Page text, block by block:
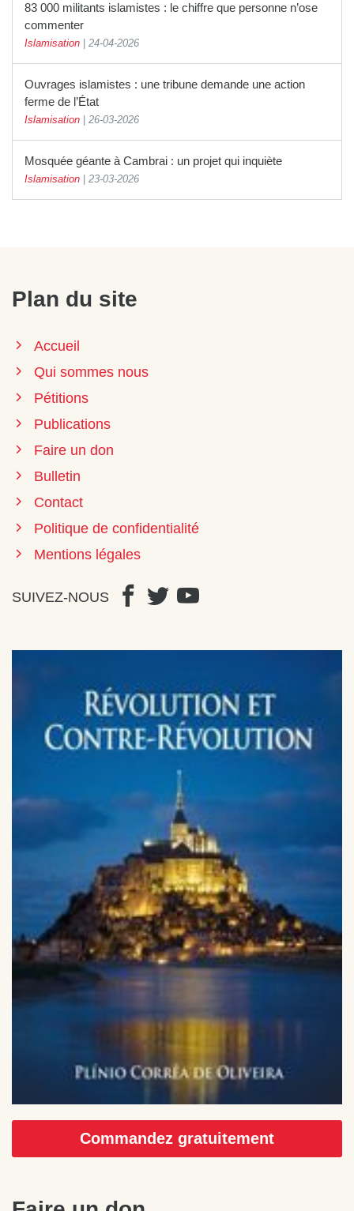
83 000 militants islamistes : le chiffre que personne n’ose
commenter
Islamisation 24-04-2026
Ouvrages islamistes : une tribune demande une action
ferme de l’État
Islamisation 26-03-2026
Mosquée géante à Cambrai : un projet qui inquiète
Islamisation 23-03-2026
Plan du site
Accueil
Qui sommes nous
Pétitions
Publications
Faire un don
Bulletin
Contact
Politique de confidentialité
Mentions légales
SUIVEZ-NOUS
Commandez gratuitement